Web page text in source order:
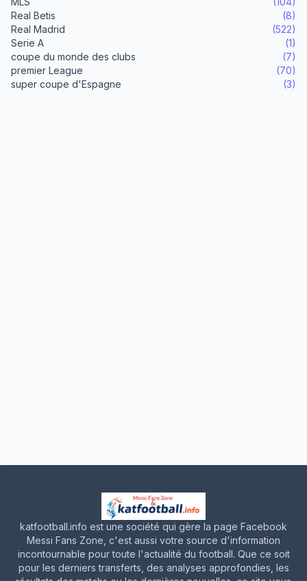
Real Betis
(8)
Real Madrid
(522)
Serie A
(1)
coupe du monde des clubs
(7)
premier League
(70)
super coupe d'Espagne
(3)
katfootball.info est une société qui gère la page Facebook
Messi Fans Zone, c'est aussi votre source d'information
incontournable pour toute l'actualité du football. Que ce soit
pour les derniers transferts, des analyses approfondies, les